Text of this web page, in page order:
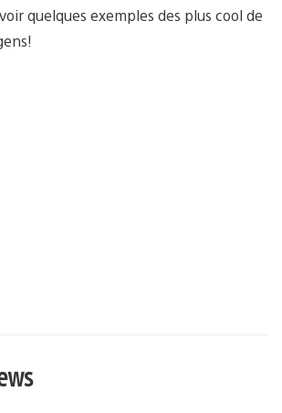
quelques exemples des plus cool de